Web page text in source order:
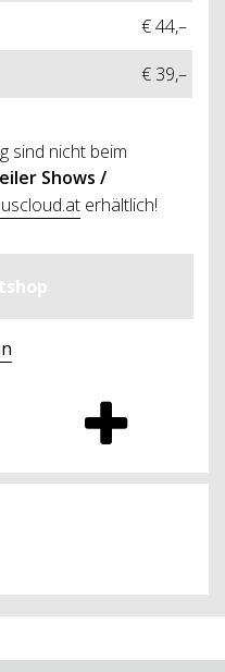
€ 44,–
€ 39,–
sind nicht beim
Shows /
erhältlich!